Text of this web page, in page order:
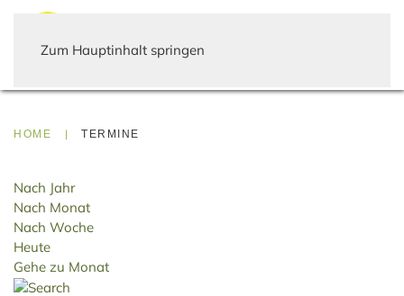
Zum Hauptinhalt springen
HOME TERMINE
Nach Jahr
Nach Monat
Nach Woche
Heute
Gehe zu Monat